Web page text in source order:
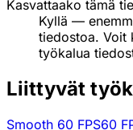
Kasvattaako tämä
Kyllä —
tiedostoa. Voit
työkalua
Liittyvät
Smooth 60 FPS60